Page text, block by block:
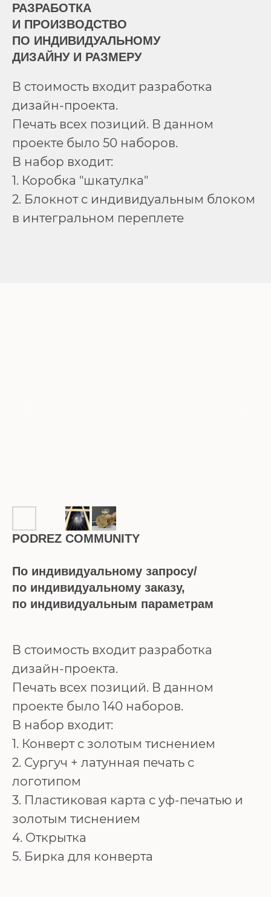
РАЗРАБОТКА
И ПРОИЗВОДСТВО
ПО ИНДИВИДУАЛЬНОМУ
ДИЗАЙНУ И РАЗМЕРУ
В стоимость входит разработка
дизайн-проекта.
Печать всех позиций. В данном
проекте было 50 наборов.
В набор входит:
1. Коробка "шкатулка"
2. Блокнот с индивидуальным блоком
в интегральном переплете
PODREZ COMMUNITY
По индивидуальному запросу/
по индивидуальному заказу,
по индивидуальным параметрам
В стоимость входит разработка
дизайн-проекта.
Печать всех позиций. В данном
проекте было 140 наборов.
В набор входит:
1. Конверт с золотым тиснением
2. Сургуч + латунная печать с
логотипом
3. Пластиковая карта с уф-печатью и
золотым тиснением
4. Открытка
5. Бирка для конверта